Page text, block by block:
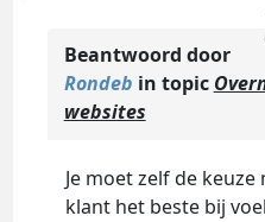
Beantwoord door
Rondeb in topic
websites
Je moet zelf de
klant het beste bij